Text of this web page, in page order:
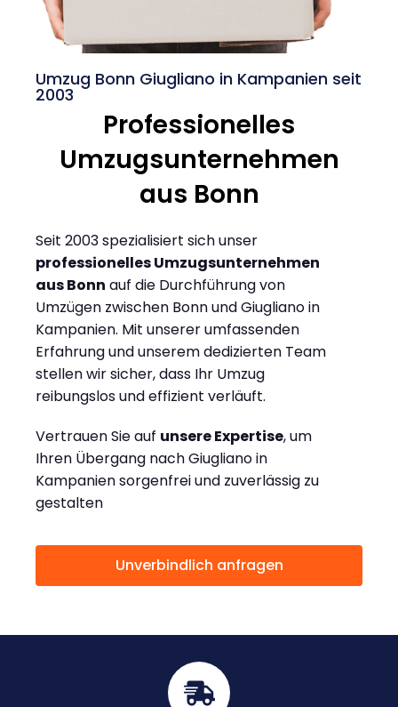
Umzug Bonn Giugliano in Kampanien seit
2003
Professionelles
Umzugsunternehmen
aus Bonn
Seit 2003 spezialisiert sich unser
professionelles Umzugsunternehmen
aus Bonn auf die Durchführung von
Umzügen zwischen Bonn und Giugliano in
Kampanien. Mit unserer umfassenden
Erfahrung und unserem dedizierten Team
stellen wir sicher, dass Ihr Umzug
reibungslos und effizient verläuft.
Vertrauen Sie auf unsere Expertise, um
Ihren Übergang nach Giugliano in
Kampanien sorgenfrei und zuverlässig zu
gestalten
Unverbindlich anfragen